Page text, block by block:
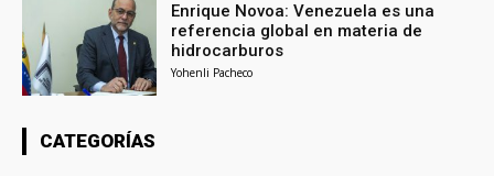
Enrique Novoa: Venezuela es una
referencia global en materia de
hidrocarburos
Yohenli Pacheco
CATEGORÍAS